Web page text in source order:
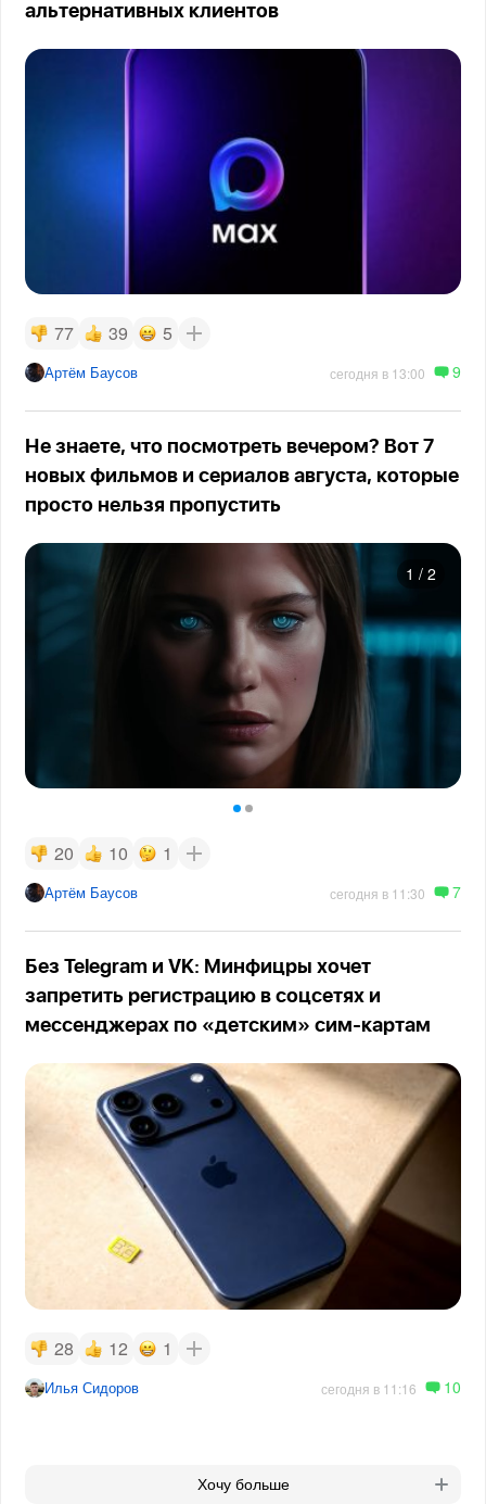
альтернативных клиентов
77 39 5
Артём Баусов сегодня в 13:00 9
Не знаете, что посмотреть вечером? Вот 7
новых фильмов и сериалов августа, которые
просто нельзя пропустить
1 / 2
20 10 1
Артём Баусов сегодня в 11:30 7
Без Telegram и VK: Минфицры хочет
запретить регистрацию в соцсетях и
мессенджерах по «детским» сим-картам
28 12 1
Илья Сидоров сегодня в 11:16 10
Хочу больше